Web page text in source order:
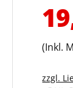
(Inkl.
zzgl.